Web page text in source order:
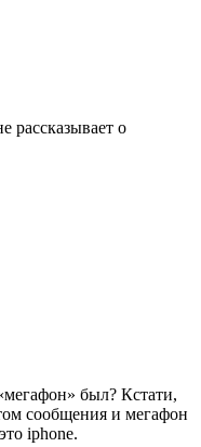
о
был? Кстати,
сообщения и мегафон
iphone.